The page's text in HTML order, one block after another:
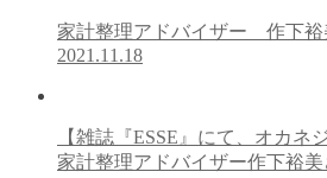
家計整理アドバイザー 作下裕
2021.11.18
【雑誌『ESSE』にて、オカネ
家計整理アドバイザー作下裕美